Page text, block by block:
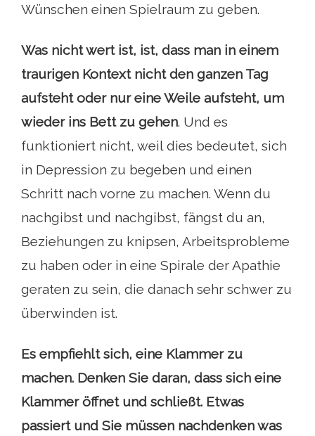
Wünschen einen Spielraum zu geben.
Was nicht wert ist, ist, dass man in einem
traurigen Kontext nicht den ganzen Tag
aufsteht oder nur eine Weile aufsteht, um
wieder ins Bett zu gehen. Und es
funktioniert nicht, weil dies bedeutet, sich
in Depression zu begeben und einen
Schritt nach vorne zu machen. Wenn du
nachgibst und nachgibst, fängst du an,
Beziehungen zu knipsen, Arbeitsprobleme
zu haben oder in eine Spirale der Apathie
geraten zu sein, die danach sehr schwer zu
überwinden ist.
Es empfiehlt sich, eine Klammer zu
machen. Denken Sie daran, dass sich eine
Klammer öffnet und schließt. Etwas
passiert und Sie müssen nachdenkenwas